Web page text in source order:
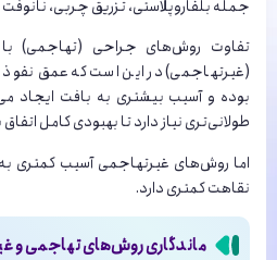
جمله بلفاروپلاستی، تزریق چربی،
تفاوت روش‌های جراحی (تهاجمی)
(غیرتهاجمی) در این است که عمق
بوده و آسیب بیشتری به بافت ایجاد
طولانی‌تری نیاز دارد تا بهبودی کامل اتفاق
اما روش‌های غیرتهاجمی آسیب کمتری
نقاهت کمتری دارد.
ماندگاری روش‌های تهاجمی و